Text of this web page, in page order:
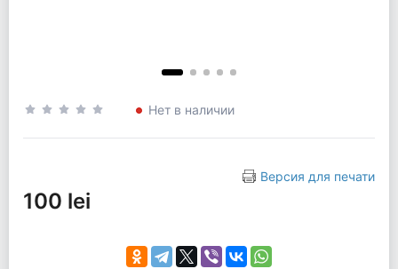
Нет в наличии
Версия для печати
100 lei